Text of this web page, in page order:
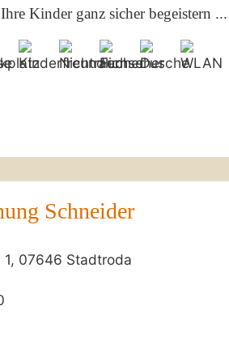
Kinder ganz sicher begeistern ...
Schneider
1, 07646 Stadtroda